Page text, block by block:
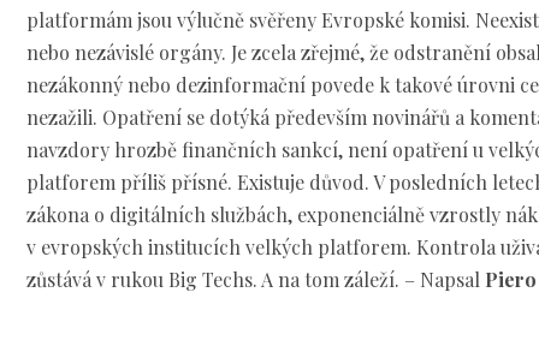
platformám jsou výlučně svěřeny Evropské komisi.
nebo nezávislé orgány. Je zcela zřejmé, že odstranění
nezákonný nebo dezinformační povede k takové úrovni
nezažili. Opatření se dotýká především novinářů a
navzdory hrozbě finančních sankcí, není opatření u
platforem příliš přísné. Existuje důvod. V posledních
zákona o digitálních službách, exponenciálně vzrostly
v evropských institucích velkých platforem. Kontrola
zůstává v rukou Big Techs. A na tom záleží. – Napsal